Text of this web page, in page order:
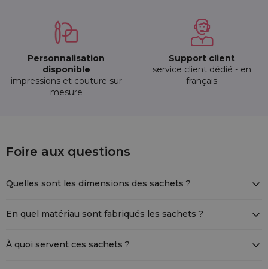
Personnalisation
disponible
impressions et couture sur
mesure
Support client
service client dédié - en
français
5 pièces Sachets en lin imité 15 x 20 cm
Foire aux questions
Quelles sont les dimensions des sachets ?
En quel matériau sont fabriqués les sachets ?
À quoi servent ces sachets ?